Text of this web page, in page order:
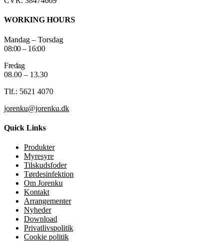
WORKING HOURS
Mandag – Torsdag
08:00 – 16:00
Fredag
08.00 – 13.30
Tlf.: 5621 4070
jorenku@jorenku.dk
Quick Links
Produkter
Myresyre
Tilskudsfoder
Tørdesinfektion
Om Jorenku
Kontakt
Arrangementer
Nyheder
Download
Privatlivspolitik
Cookie politik